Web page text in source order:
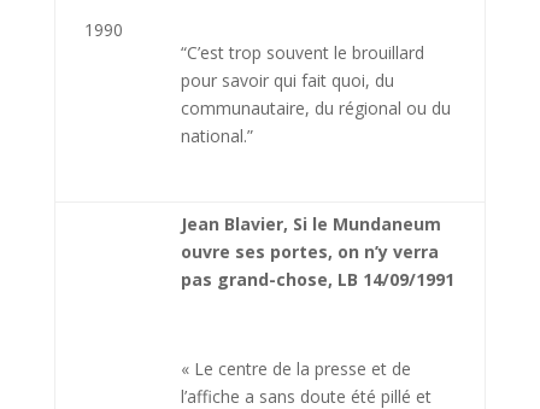
1990
“C’est trop souvent le brouillard
pour savoir qui fait quoi, du
communautaire, du régional ou du
national.”
Jean Blavier, Si le Mundaneum
ouvre ses portes, on n’y verra
pas grand-chose, LB 14/09/1991
« Le centre de la presse et de
l’affiche a sans doute été pillé et